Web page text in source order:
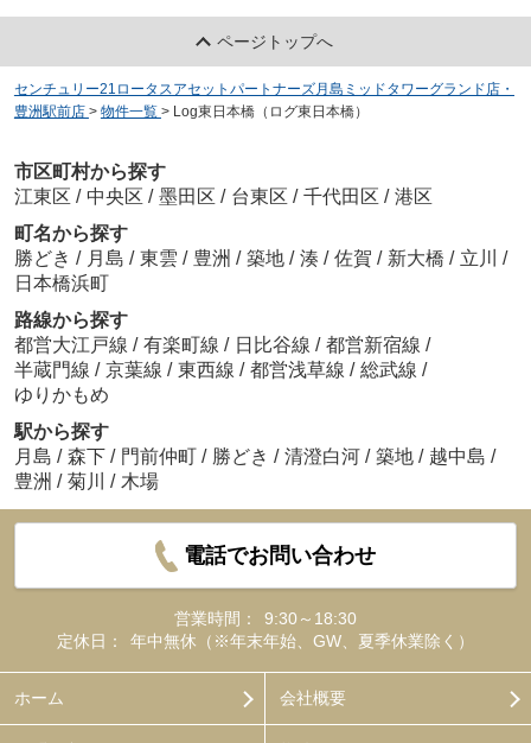
ページトップへ
センチュリー21ロータスアセットパートナーズ月島ミッドタワーグランド店・
豊洲駅前店 > 物件一覧 > Log東日本橋（ログ東日本橋）
市区町村から探す
江東区 / 中央区 / 墨田区 / 台東区 / 千代田区 / 港区
町名から探す
勝どき / 月島 / 東雲 / 豊洲 / 築地 / 湊 / 佐賀 / 新大橋 / 立川 /
日本橋浜町
路線から探す
都営大江戸線 / 有楽町線 / 日比谷線 / 都営新宿線 /
半蔵門線 / 京葉線 / 東西線 / 都営浅草線 / 総武線 /
ゆりかもめ
駅から探す
月島 / 森下 / 門前仲町 / 勝どき / 清澄白河 / 築地 / 越中島 /
豊洲 / 菊川 / 木場
電話でお問い合わせ
営業時間：
9:30～18:30
定休日：
年中無休（※年末年始、GW、夏季休業除く）
ホーム 会社概要